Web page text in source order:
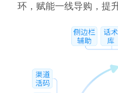
环，赋能一线导购，提